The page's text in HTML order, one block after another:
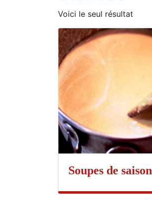
Voici le seul résultat
Soupes de saison